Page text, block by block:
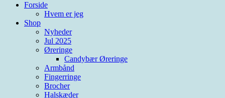
Forside
Hvem er jeg
Shop
Nyheder
Jul 2025
Øreringe
Candybær Øreringe
Armbånd
Fingerringe
Brocher
Halskæder